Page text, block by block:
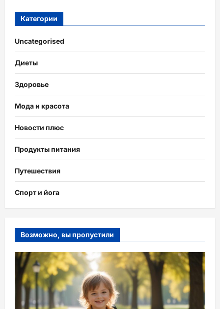
Категории
Uncategorised
Диеты
Здоровье
Мода и красота
Новости плюс
Продукты питания
Путешествия
Спорт и йога
Возможно, вы пропустили